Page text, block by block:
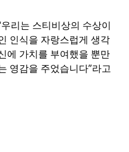
리는 스티비상의 수상이
인식을 자랑스럽게 생각
에 가치를 부여했을 뿐만
영감을 주었습니다”라고